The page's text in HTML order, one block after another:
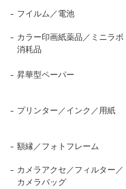
フイルム／電池
カラー印画紙薬品／ミニラボ
消耗品
昇華型ペーパー
プリンター／インク／用紙
額縁／フォトフレーム
カメラアクセ／フィルター／
カメラバッグ